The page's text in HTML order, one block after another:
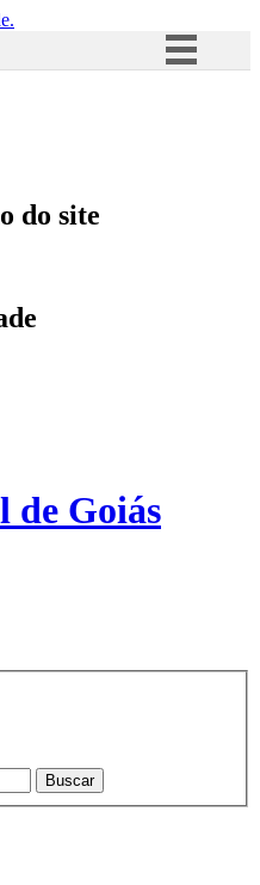
Acesso à informação
do site
de Goiás
Buscar